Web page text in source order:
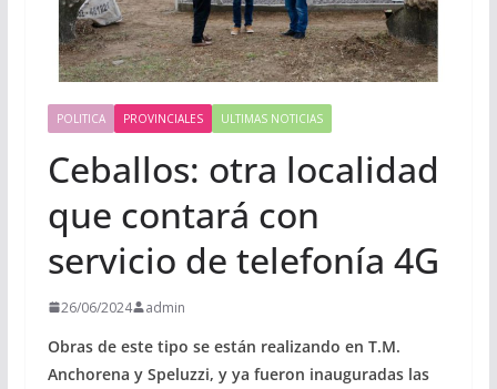
POLITICA PROVINCIALES ULTIMAS NOTICIAS
Ceballos: otra localidad
que contará con
servicio de telefonía 4G
26/06/2024 admin
Obras de este tipo se están realizando en T.M.
Anchorena y Speluzzi, y ya fueron inauguradas las